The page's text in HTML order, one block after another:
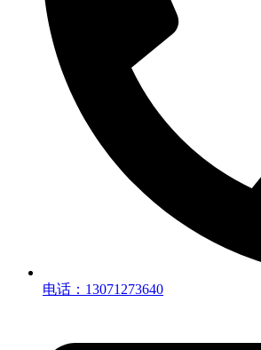
电话：13071273640